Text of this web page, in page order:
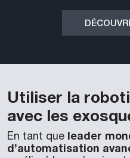
Utiliser la
avec les
En tant que leader
d’automatisation